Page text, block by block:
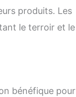
produits. Les
le terroir et le
bénéfique pour